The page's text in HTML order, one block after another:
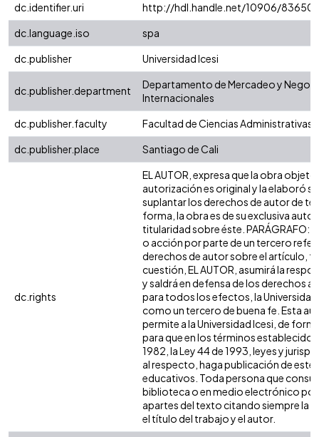
dc.identifier.uri
http://hdl.handle.net/10906/83650
dc.language.iso
spa
dc.publisher
Universidad Icesi
dc.publisher.department
Departamento de Mercadeo y
Internacionales
dc.publisher.faculty
Facultad de Ciencias Administrativas
dc.publisher.place
Santiago de Cali
dc.rights
EL AUTOR, expresa que la obra
autorización es original y la elaboró
suplantar los derechos de autor de
forma, la obra es de su exclusiva
titularidad sobre éste. PARÁGRAFO:
o acción por parte de un tercero
derechos de autor sobre el artículo,
cuestión, EL AUTOR, asumirá la
y saldrá en defensa de los derechos
para todos los efectos, la Universidad
como un tercero de buena fe. Esta
permite a la Universidad Icesi, de
para que en los términos establecidos
1982, la Ley 44 de 1993, leyes y
al respecto, haga publicación de este
educativos. Toda persona que
biblioteca o en medio electrónico
apartes del texto citando siempre la
el título del trabajo y el autor.